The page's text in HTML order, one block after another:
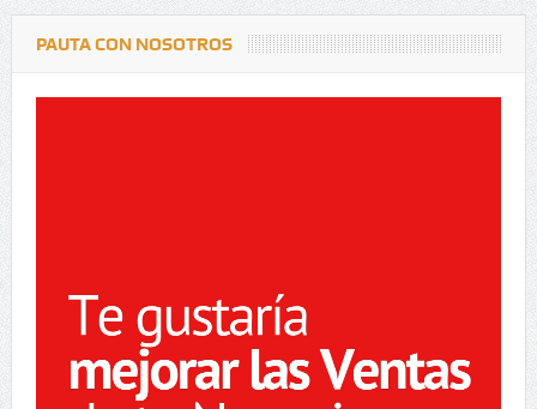
PAUTA CON NOSOTROS